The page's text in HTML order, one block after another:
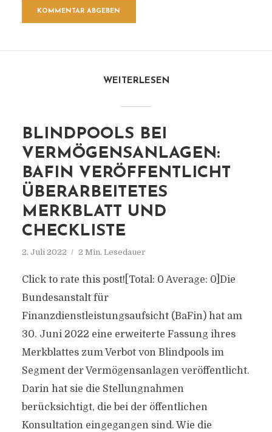
WEITERLESEN
BLINDPOOLS BEI
VERMÖGENSANLAGEN:
BAFIN VERÖFFENTLICHT
ÜBERARBEITETES
MERKBLATT UND
CHECKLISTE
2. Juli 2022 2 Min. Lesedauer
Click to rate this post![Total: 0 Average: 0]Die
Bundesanstalt für
Finanzdienstleistungsaufsicht (BaFin) hat am
30. Juni 2022 eine erweiterte Fassung ihres
Merkblattes zum Verbot von Blindpools im
Segment der Vermögensanlagen veröffentlicht.
Darin hat sie die Stellungnahmen
berücksichtigt, die bei der öffentlichen
Konsultation eingegangen sind. Wie die